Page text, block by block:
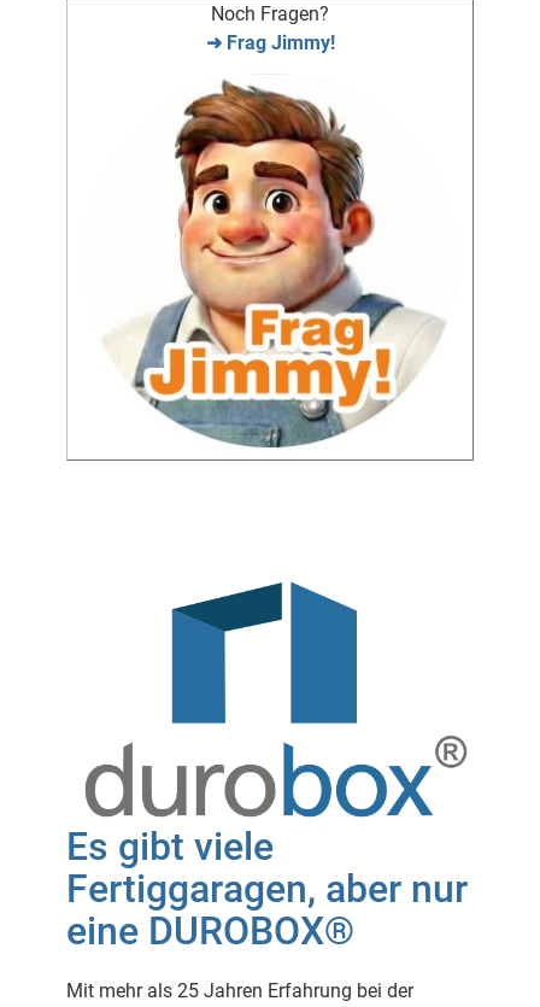
Noch Fragen?
➜ Frag Jimmy!
Es gibt viele
Fertiggaragen, aber nur
eine DUROBOX®
Mit mehr als 25 Jahren Erfahrung bei der